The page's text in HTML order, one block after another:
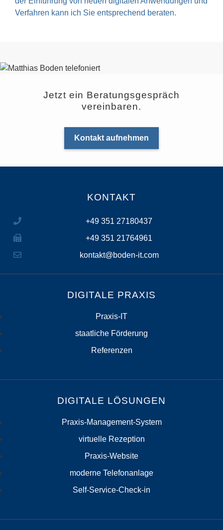
Verfahren kann ich Sie entsprechend beraten.
Jetzt ein Beratungsgespräch
vereinbaren.
Kontakt aufnehmen
KONTAKT
+49 351 27180437
+49 351 21764961
kontakt@boden-it.com
DIGITALE PRAXIS
Praxis-IT
staatliche Förderung
Referenzen
DIGITALE LÖSUNGEN
Praxis-Management-System
virtuelle Rezeption
Praxis-Website
moderne Telefonanlage
Self-Service-Check-in